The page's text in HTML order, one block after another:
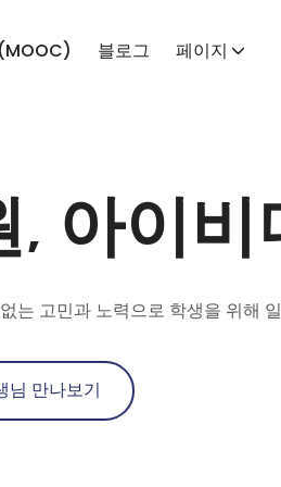
블로그 페이지
, 아이비
는 고민과 노력으로 학생을 위해
님 만나보기